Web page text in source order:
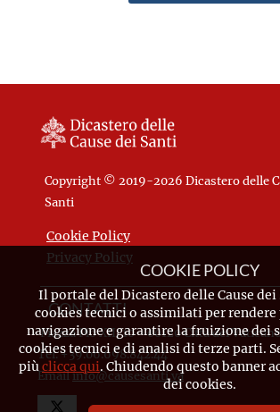
Copyright © 2019-2026 Dicastero delle
Santi
Cookie Policy
Privacy Policy
CONTATTI
Piazza Pio XII, 10 - 00120 Città del
Tel. +39.06.698.842.44
Emailinfo@causesanti.va
COOKIE POLICY
Il portale del Dicastero delle Cause
cookies tecnici o assimilati per rendere
navigazione e garantire la fruizione dei
cookies tecnici e di analisi di terze parti.
piùclicca qui. Chiudendo questo banner
dei cookies.